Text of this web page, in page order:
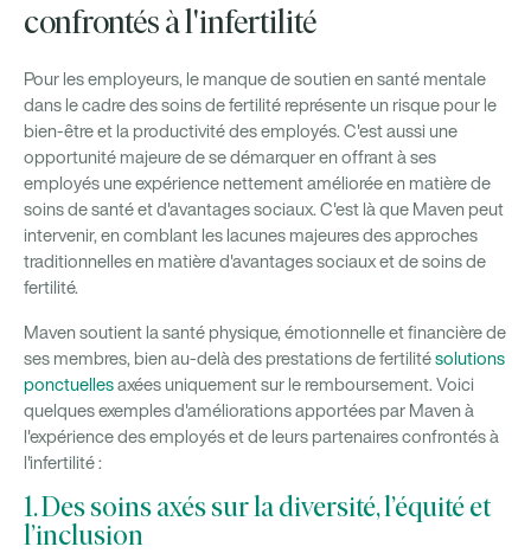
confrontés à l'infertilité
Pour les employeurs, le manque de soutien en santé mentale
dans le cadre des soins de fertilité représente un risque pour le
bien-être et la productivité des employés. C'est aussi une
opportunité majeure de se démarquer en offrant à ses
employés une expérience nettement améliorée en matière de
soins de santé et d'avantages sociaux. C'est là que Maven peut
intervenir, en comblant les lacunes majeures des approches
traditionnelles en matière d'avantages sociaux et de soins de
fertilité.
Maven soutient la santé physique, émotionnelle et financière de
ses membres, bien au-delà des prestations de fertilitésolutions
ponctuellesaxées uniquement sur le remboursement. Voici
quelques exemples d'améliorations apportées par Maven à
l'expérience des employés et de leurs partenaires confrontés à
l'infertilité :
1. Des soins axés sur la diversité, l’équité et
l’inclusion